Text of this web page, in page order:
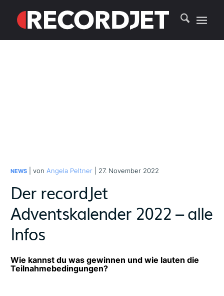
NEWS | von Angela Peltner | 27. November 2022
Der recordJet
Adventskalender 2022 – alle
Infos
Wie kannst du was gewinnen und wie lauten die
Teilnahmebedingungen?